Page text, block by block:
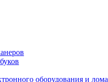
оборудования и лома